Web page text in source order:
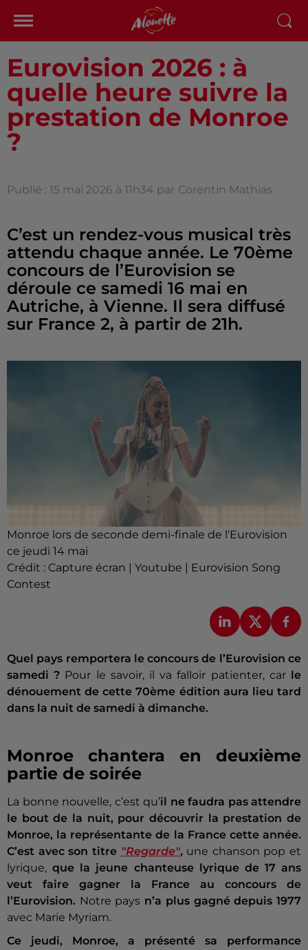
Eurovision 2026 : à
quelle heure suivre la
prestation de Monroe
?
Publié : 15 mai 2026 à 11h34 par Corentin Mathias
C’est un rendez-vous musical très
attendu chaque année. Le 70ème
concours de l’Eurovision se
déroule ce samedi 16 mai en
Autriche, à Vienne. Il sera diffusé
sur France 2, à partir de 21h.
Monroe lors de seconde demi-finale de l'Eurovision
ce jeudi 14 mai
Crédit : Capture écran | Youtube | Eurovision Song
Contest
Quel pays remportera le concours de l’Eurovision ce
samedi ? Pour le savoir, il va falloir patienter, car
le
dénouement de cette 70ème édition aura lieu tard
dans la nuit de samedi à dimanche.
Monroe chantera en deuxième
partie de soirée
La bonne nouvelle, c’est qu’il ne faudra pas attendre
le bout de la nuit, pour découvrir la prestation de
Monroe, la représentante de la France cette année.
C’est avec son titre "Regarde", une chanson pop et
lyrique,que la jeune chanteuse lyrique de 17 ans
veut faire gagner la France au concours de
l’Eurovision. Notre pays n’a plus gagné depuis 1977
avec Marie Myriam.
Ce jeudi,
Monroe, a présenté sa performance